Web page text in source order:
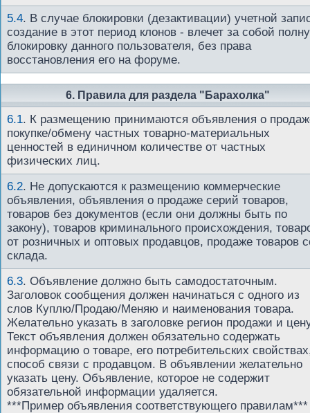
5.4. В случае блокировки (дезактивации) учетной
создание в этот период клонов - влечет за собой
блокировку данного пользователя, без права
восстановления его на форуме.
6. Правила для раздела "Барахолка"
6.1. К размещению принимаются объявления о
покупке/обмену частных товарно-материальных
ценностей в единичном количестве от частных
физических лиц.
6.2. Не допускаются к размещению коммерческие
объявления, объявления о продаже серий товаров,
товаров без документов (если они должны быть по
закону), товаров криминального происхождения,
от розничных и оптовых продавцов, продаже товаров
склада.
6.3. Объявление должно быть самодостаточным.
Заголовок сообщения должен начинаться с одного из
слов Куплю/Продаю/Меняю и наименования товара.
Желательно указать в заголовке регион продажи и
Текст объявления должен обязательно содержать
информацию о товаре, его потребительских
способ связи с продавцом. В объявлении желательно
указать цену. Объявление, которое не содержит
обязательной информации удаляется.
***Пример объявления соответствующего правилам***